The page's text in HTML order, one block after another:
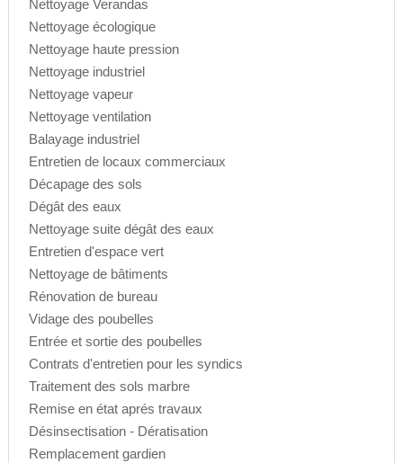
Nettoyage Verandas
Nettoyage écologique
Nettoyage haute pression
Nettoyage industriel
Nettoyage vapeur
Nettoyage ventilation
Balayage industriel
Entretien de locaux commerciaux
Décapage des sols
Dégât des eaux
Nettoyage suite dégât des eaux
Entretien d'espace vert
Nettoyage de bâtiments
Rénovation de bureau
Vidage des poubelles
Entrée et sortie des poubelles
Contrats d'entretien pour les syndics
Traitement des sols marbre
Remise en état aprés travaux
Désinsectisation - Dératisation
Remplacement gardien